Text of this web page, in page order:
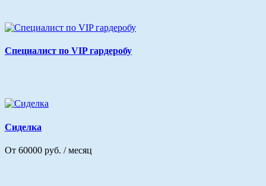
Специалист по VIP гардеробу
Сиделка
От 60000 руб. / месяц